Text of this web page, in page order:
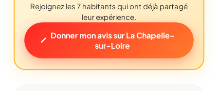
Rejoignez les 7 habitants qui ont déjà partagé
leur expérience.
Donner mon avis sur La Chapelle-
sur-Loire